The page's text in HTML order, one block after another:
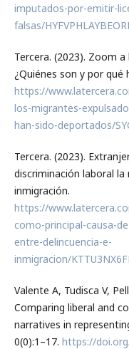
imputados-por-emitir-
falsas/
Tercera. (2023). Zoom
¿Quiénes son y por qué
https://
los-migrantes-
han-sido-deportados/
Tercera. (2023).
discriminación laboral
inmigración.
https://
como-principal-causa-
entre-delincuencia-e-
inmigracion/
Valente A, Tudisca V,
Comparing liberal and
narratives in
0(0):1–17. https://